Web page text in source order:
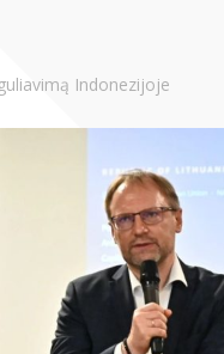
Indonezijoje